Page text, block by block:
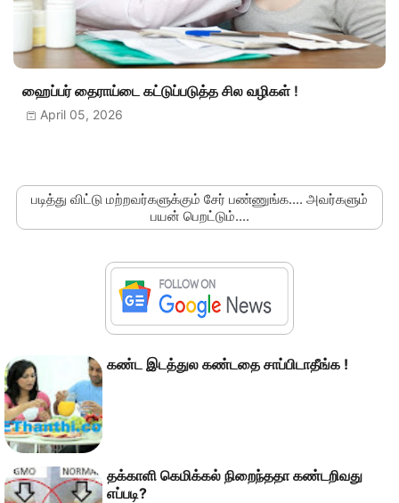
ஹைப்பர் தைராய்டை கட்டுப்படுத்த சில வழிகள் !
April 05, 2026
படித்து விட்டு மற்றவர்களுக்கும் சேர் பண்ணுங்க.... அவர்களும்
பயன் பெறட்டும்....
கண்ட இடத்துல கண்டதை சாப்பிடாதீங்க !
தக்காளி கெமிக்கல் நிறைந்ததா கண்டறிவது
எப்படி?